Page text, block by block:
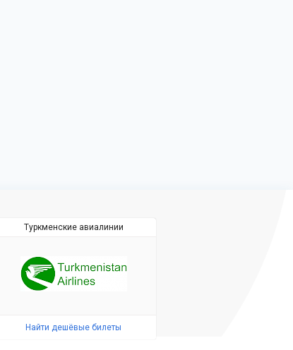
Туркменские авиалинии
Найти дешёвые билеты